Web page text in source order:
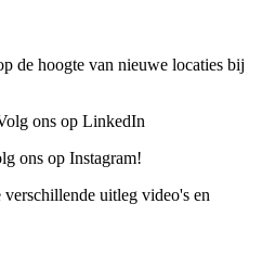
de hoogte van nieuwe locaties bij
ons op LinkedIn
ons op Instagram!
uitleg video's en